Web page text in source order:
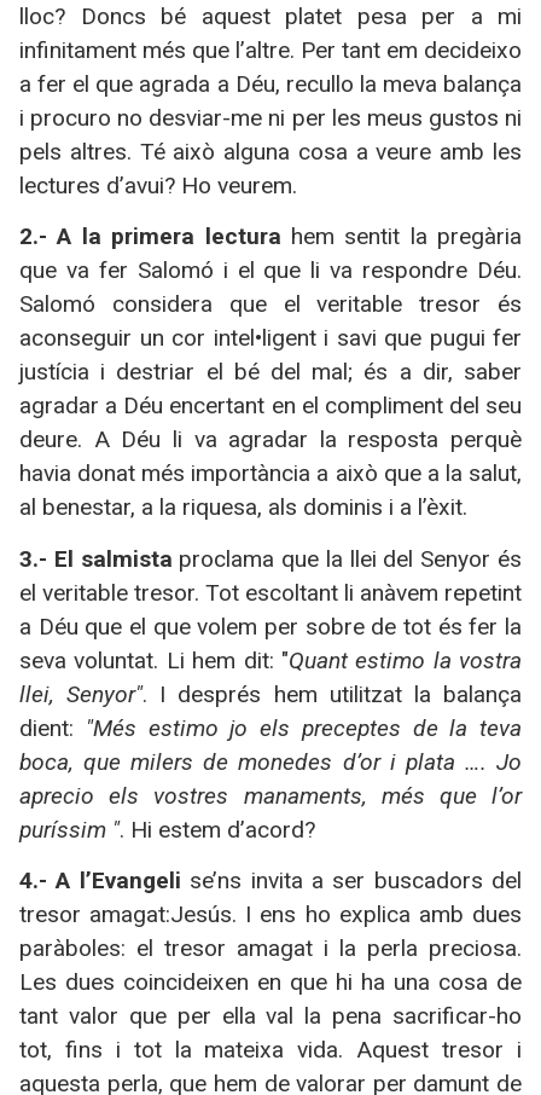
lloc? Doncs bé aquest platet pesa per a mi
infinitament més que l’altre. Per tant em decideixo
a fer el que agrada a Déu, recullo la meva balança
i procuro no desviar-me ni per les meus gustos ni
pels altres. Té això alguna cosa a veure amb les
lectures d’avui? Ho veurem.
2.- A la primera lectura hem sentit la pregària
que va fer Salomó i el que li va respondre Déu.
Salomó considera que el veritable tresor és
aconseguir un cor intel•ligent i savi que pugui fer
justícia i destriar el bé del mal; és a dir, saber
agradar a Déu encertant en el compliment del seu
deure. A Déu li va agradar la resposta perquè
havia donat més importància a això que a la salut,
al benestar, a la riquesa, als dominis i a l’èxit.
3.- El salmista proclama que la llei del Senyor és
el veritable tresor. Tot escoltant li anàvem repetint
a Déu que el que volem per sobre de tot és fer la
seva voluntat. Li hem dit: "Quant estimo la vostra
llei, Senyor". I després hem utilitzat la balança
dient: "Més estimo jo els preceptes de la teva
boca, que milers de monedes d’or i plata …. Jo
aprecio els vostres manaments, més que l’or
puríssim ". Hi estem d’acord?
4.- A l’Evangeli se’ns invita a ser buscadors del
tresor amagat:Jesús. I ens ho explica amb dues
paràboles: el tresor amagat i la perla preciosa.
Les dues coincideixen en que hi ha una cosa de
tant valor que per ella val la pena sacrificar-ho
tot, fins i tot la mateixa vida. Aquest tresor i
aquesta perla, que hem de valorar per damunt de